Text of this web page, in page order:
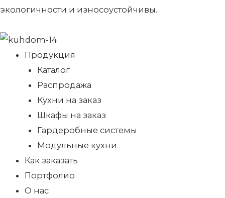
экологичности и износоустойчивы.
Продукция
Каталог
Распродажа
Кухни на заказ
Шкафы на заказ
Гардеробные системы
Модульные кухни
Как заказать
Портфолио
О нас